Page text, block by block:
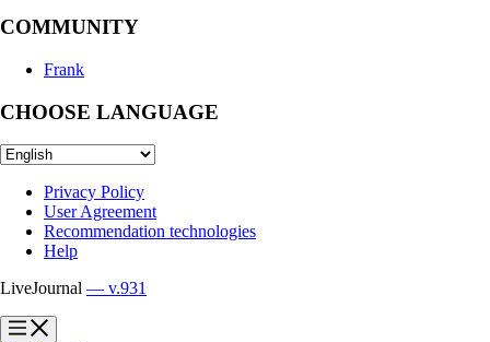
COMMUNITY
Frank
CHOOSE LANGUAGE
Privacy Policy
User Agreement
Recommendation technologies
Help
LiveJournal — v.931
?
?